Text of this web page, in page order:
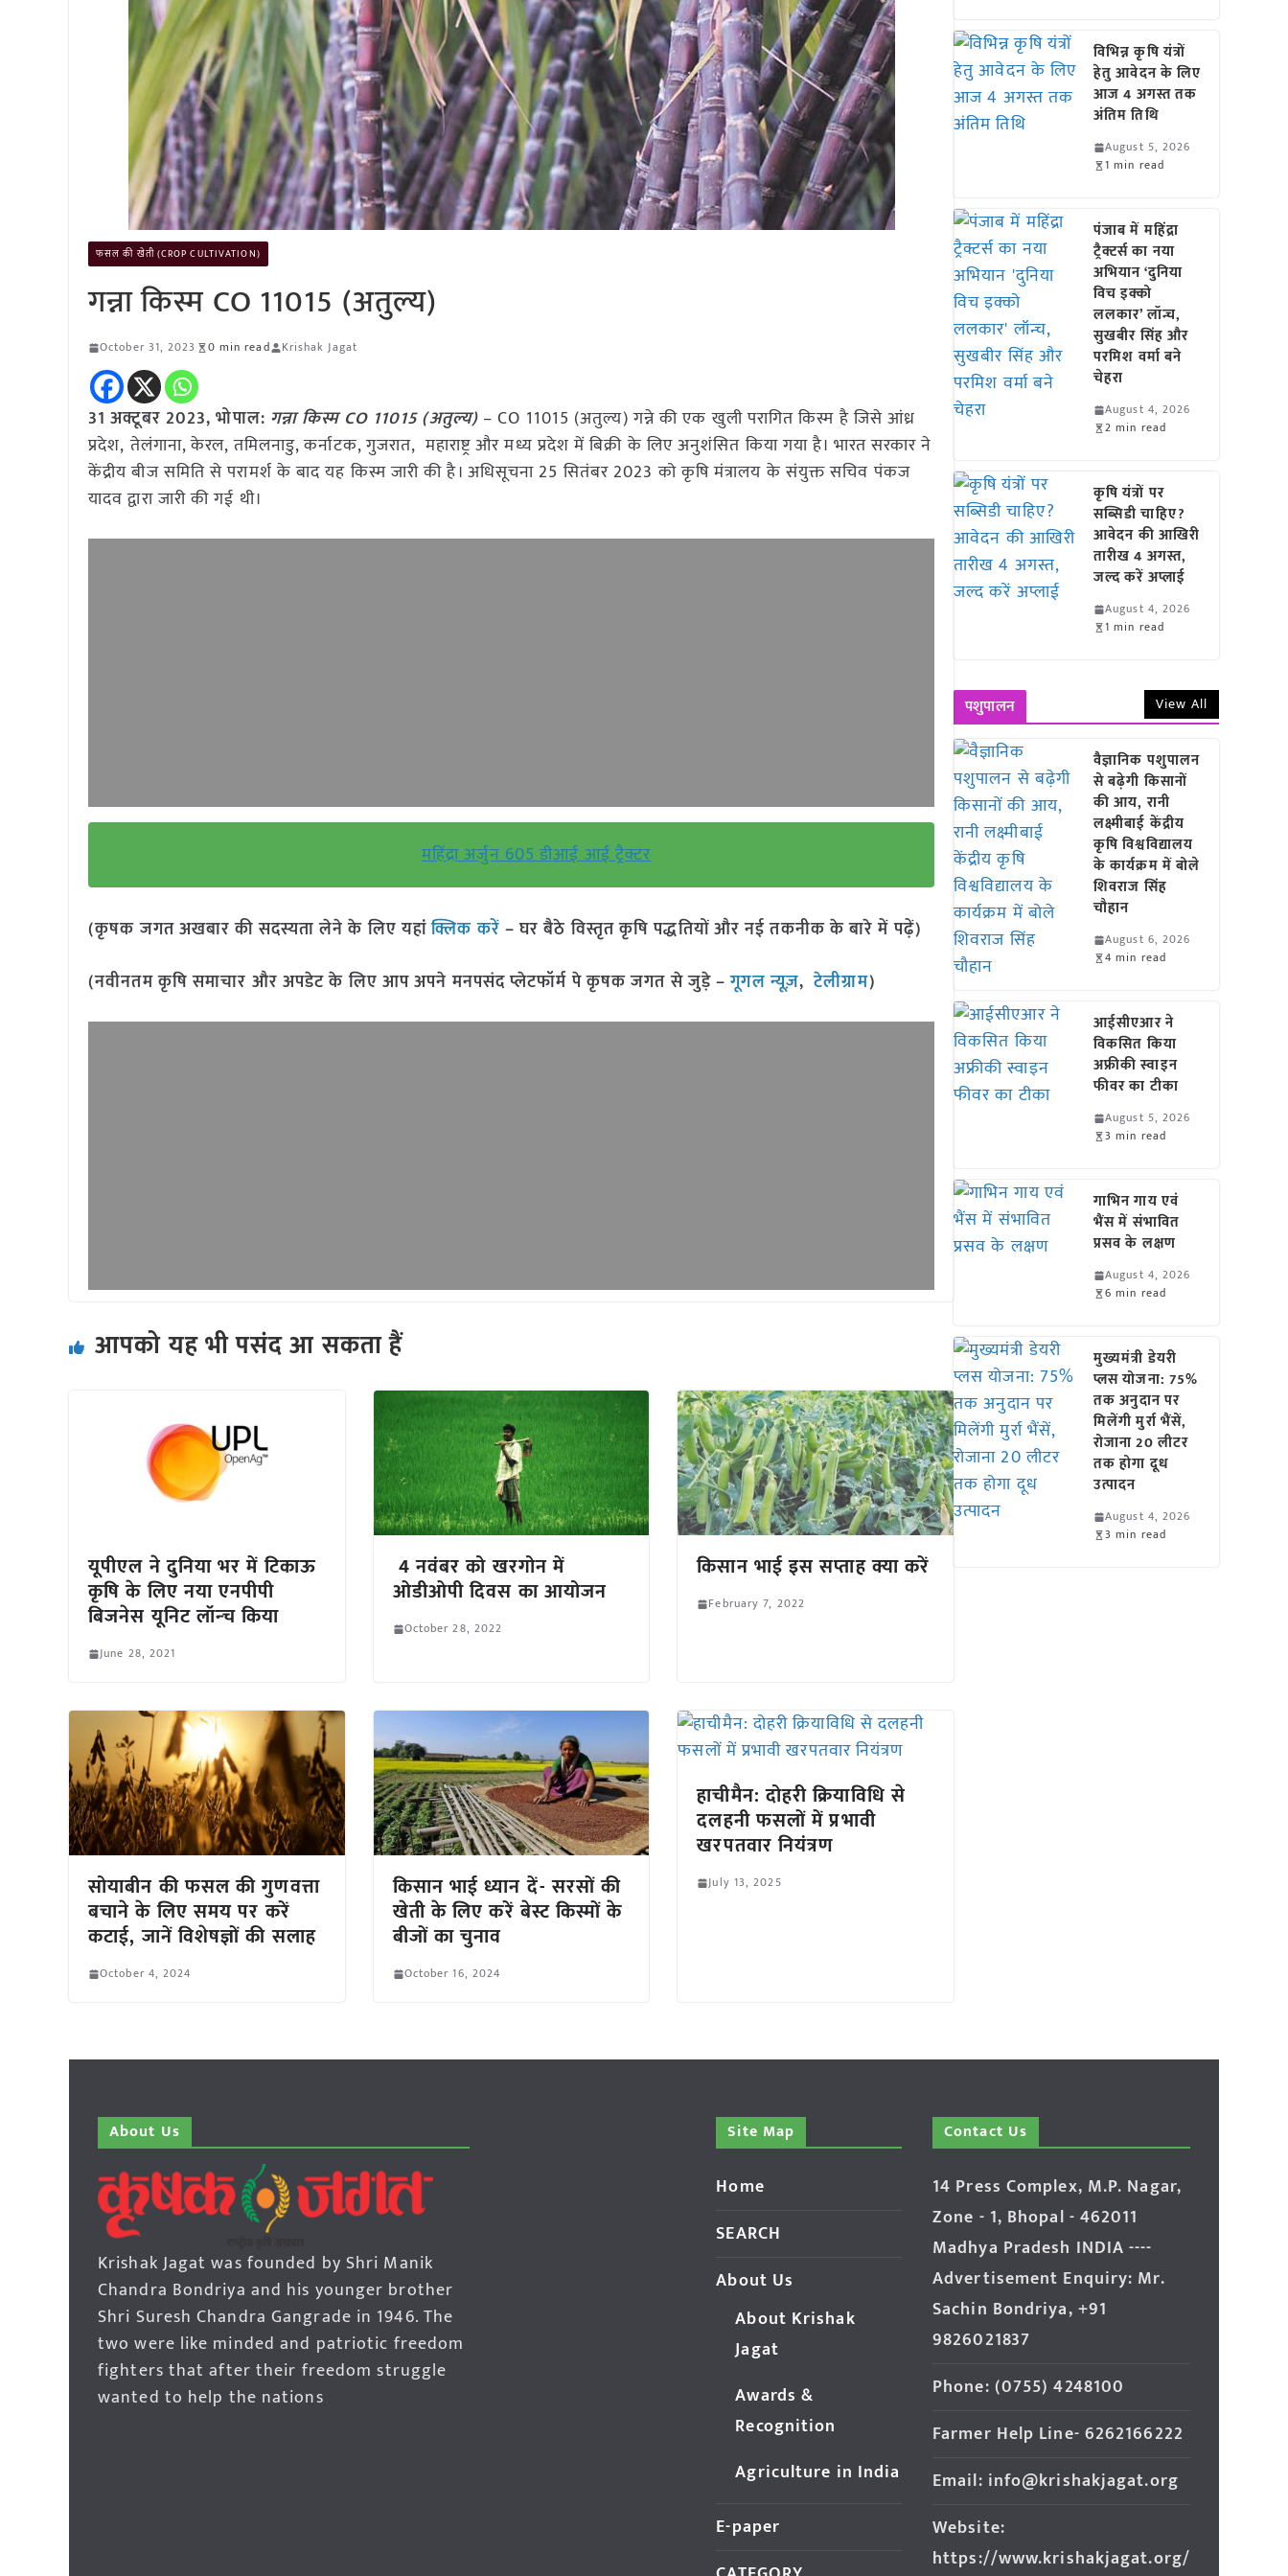
फसल की खेती (CROP CULTIVATION)
गन्ना किस्म CO 11015 (अतुल्य)
October 31, 2023 0 min read Krishak Jagat
31 अक्टूबर 2023, भोपाल: गन्ना किस्म CO 11015 (अतुल्य)– CO 11015 (अतुल्य) गन्ने की एक खुली परागित किस्म है जिसे आंध्र
प्रदेश, तेलंगाना, केरल, तमिलनाडु, कर्नाटक, गुजरात, महाराष्ट्र और मध्य प्रदेश में बिक्री के लिए अनुशंसित किया गया है। भारत सरकार ने
केंद्रीय बीज समिति से परामर्श के बाद यह किस्म जारी की है। अधिसूचना 25 सितंबर 2023 को कृषि मंत्रालय के संयुक्त सचिव पंकज
यादव द्वारा जारी की गई थी।
महिंद्रा अर्जुन 605 डीआई आई ट्रैक्टर
(कृषक जगत अखबार की सदस्यता लेने के लिए यहांक्लिक करें – घर बैठे विस्तृत कृषि पद्धतियों और नई तकनीक के बारे में पढ़ें)
(नवीनतम कृषि समाचार और अपडेट के लिए आप अपने मनपसंद प्लेटफॉर्म पे कृषक जगत से जुड़े –गूगल न्यूज़,टेलीग्राम)
आपको यह भी पसंद आ सकता हैं
यूपीएल ने दुनिया भर में टिकाऊ
कृषि के लिए नया एनपीपी
बिजनेस यूनिट लॉन्‍च किया
June 28, 2021
4 नवंबर को खरगोन में
ओडीओपी दिवस का आयोजन
October 28, 2022
किसान भाई इस सप्ताह क्या करें
February 7, 2022
सोयाबीन की फसल की गुणवत्ता
बचाने के लिए समय पर करें
कटाई, जानें विशेषज्ञों की सलाह
October 4, 2024
किसान भाई ध्यान दें- सरसों की
खेती के लिए करें बेस्ट किस्मों के
बीजों का चुनाव
October 16, 2024
हाचीमैन: दोहरी क्रियाविधि से
दलहनी फसलों में प्रभावी
खरपतवार नियंत्रण
July 13, 2025
विभिन्न कृषि यंत्रों
हेतु आवेदन के लिए
आज 4 अगस्त तक
अंतिम तिथि
August 5, 2026
1 min read
पंजाब में महिंद्रा
ट्रैक्टर्स का नया
अभियान ‘दुनिया
विच इक्को
ललकार’ लॉन्च,
सुखबीर सिंह और
परमिश वर्मा बने
चेहरा
August 4, 2026
2 min read
कृषि यंत्रों पर
सब्सिडी चाहिए?
आवेदन की आखिरी
तारीख 4 अगस्त,
जल्द करें अप्लाई
August 4, 2026
1 min read
पशुपालन View All
वैज्ञानिक पशुपालन
से बढ़ेगी किसानों
की आय, रानी
लक्ष्मीबाई केंद्रीय
कृषि विश्वविद्यालय
के कार्यक्रम में बोले
शिवराज सिंह
चौहान
August 6, 2026
4 min read
आईसीएआर ने
विकसित किया
अफ्रीकी स्वाइन
फीवर का टीका
August 5, 2026
3 min read
गाभिन गाय एवं
भैंस में संभावित
प्रसव के लक्षण
August 4, 2026
6 min read
मुख्यमंत्री डेयरी
प्लस योजना: 75%
तक अनुदान पर
मिलेंगी मुर्रा भैंसें,
रोजाना 20 लीटर
तक होगा दूध
उत्पादन
August 4, 2026
3 min read
About Us
Krishak Jagat was founded by Shri Manik
Chandra Bondriya and his younger brother
Shri Suresh Chandra Gangrade in 1946. The
two were like minded and patriotic freedom
fighters that after their freedom struggle
wanted to help the nations
Site Map
Home
SEARCH
About Us
About Krishak
Jagat
Awards &
Recognition
Agriculture in India
E-paper
Contact Us
14 Press Complex, M.P. Nagar,
Zone - 1, Bhopal - 462011
Madhya Pradesh INDIA ----
Advertisement Enquiry: Mr.
Sachin Bondriya, +91
9826021837
Phone: (0755) 4248100
Farmer Help Line- 6262166222
Email: info@krishakjagat.org
Website:
https://www.krishakjagat.org/